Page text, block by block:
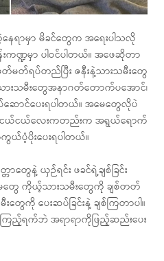
ေရာမှာ မိခင်တွေက အရေးပါသလို
ဏ္ဍမှာ ပါဝင်ပါတယ်။ အဖေဆိုတာ
မတ်ရပ်တည်ပြီး ဇနီးနဲ့သားသမီးတွေ
ားသမီးတွေအနာဂတ်တောက်ပအောင်၊
ဆောင်ပေးရပါတယ်။ အမေတွေလိုပဲ
ယ်ငယ်လေးကတည်းက အရွယ်ရောက်
ယ်ပံ့ပိုးပေးရပါတယ်။
တာတွေနဲ့ ယှဉ်ရင်း ဖခင်ရဲ့ချစ်ခြင်း
ေတွေ ကိုယ့်သားသမီးတွေကို ချစ်တတ်
ပေးဆပ်ခြင်းနဲ့ ချစ်ကြတာပါ။
ြည့်ရက်ဘဲ အရာရာကိုဖြည့်ဆည်းပေး